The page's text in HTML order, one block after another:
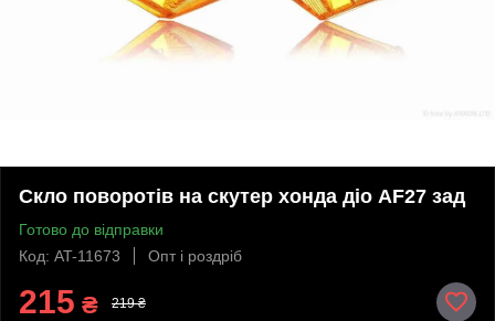
Скло поворотів на скутер хонда діо AF27 зад
Готово до відправки
Код: AT-11673
Опт і роздріб
215 ₴ 219 ₴